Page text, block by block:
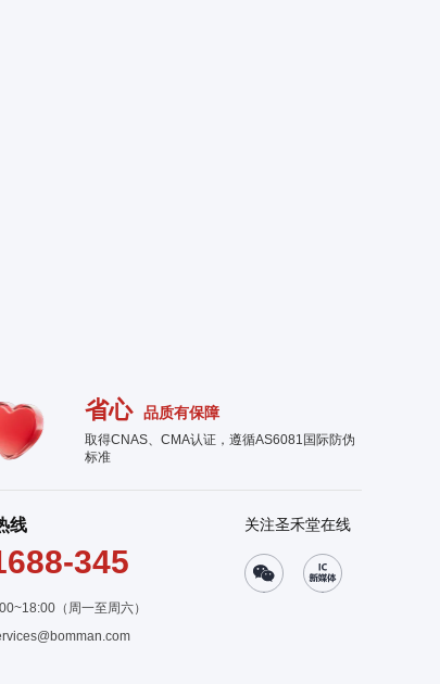
省心 品质有保障
取得CNAS、CMA认证，遵循AS6081国际防伪
标准
线
345
（周一至周六）
关注圣禾堂在线